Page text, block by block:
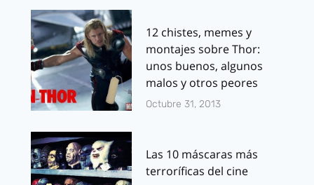
12 chistes, memes y
montajes sobre Thor:
unos buenos, algunos
malos y otros peores
Octubre 31, 2013
Las 10 máscaras más
terroríficas del cine